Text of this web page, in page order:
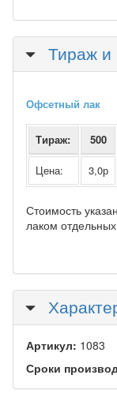
Скрыть
Тираж и
Офсетный лак
Тираж: 500
Цена: 3,0р
Стоимость
лаком
Скрыть
Артикул: 1083
Сроки